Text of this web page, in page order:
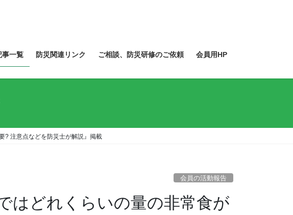
事一覧 防災関連リンク ご相談、防災研修のご依頼 会員用HP
? 注意点などを防災士が解説』掲載
会員の活動報告
はどれくらいの量の非常食が